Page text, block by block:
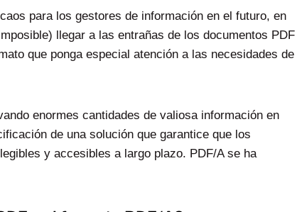
para los gestores de información en el futuro, en
llegar a las entrañas de los documentos PDF
que ponga especial atención a las necesidades de
enormes cantidades de valiosa información en
de una solución que garantice que los
y accesibles a largo plazo. PDF/A se ha